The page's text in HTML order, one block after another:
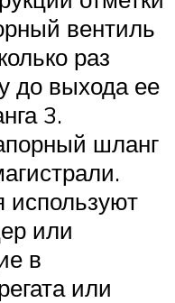
вентиль
раз
до выхода ее
3.
шланг
используют
или
в
или